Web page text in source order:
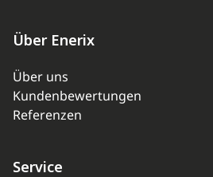
Über Enerix
Über uns
Kundenbewertungen
Referenzen
Service